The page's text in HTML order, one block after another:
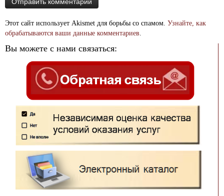
Этот сайт использует Akismet для борьбы со спамом. Узнайте, как
обрабатываются ваши данные комментариев.
Вы можете с нами связаться: